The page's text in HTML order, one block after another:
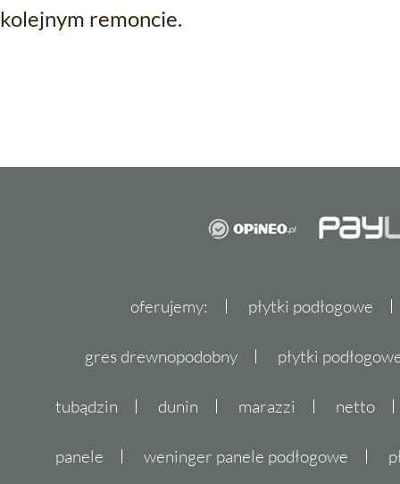
kolejnym remoncie.
oferujemy: płytki podłogowe
gres drewnopodobny płytki
tubądzin dunin marazzi netto
panele weninger panele podłogowe